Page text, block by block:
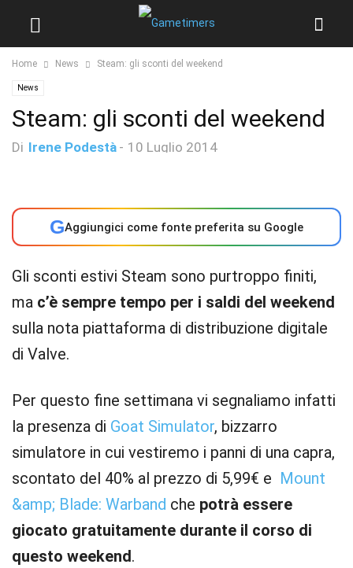
Home News Steam: gli sconti del weekend
News
Steam: gli sconti del weekend
Di Irene Podestà - 10 Luglio 2014
GAggiungici come fonte preferita su Google
Gli sconti estivi Steam sono purtroppo finiti,
ma c’è sempre tempo per i saldi del weekend
sulla nota piattaforma di distribuzione digitale
di Valve.
Per questo fine settimana vi segnaliamo infatti
la presenza di Goat Simulator, bizzarro
simulatore in cui vestiremo i panni di una capra,
scontato del 40% al prezzo di 5,99€ e Mount
&amp; Blade: Warband che potrà essere
giocato gratuitamente durante il corso di
questo weekend.